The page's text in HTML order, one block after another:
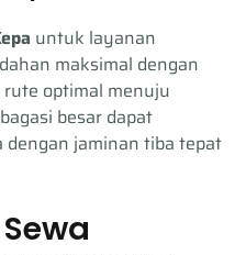
untuk layanan
maksimal dengan
optimal menuju
besar dapat
dengan jaminan tiba tepat